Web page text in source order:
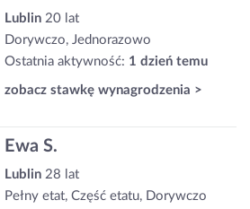
Lublin 20 lat
Dorywczo, Jednorazowo
Ostatnia aktywność: 1 dzień temu
zobacz stawkę wynagrodzenia >
Ewa S.
Lublin 28 lat
Pełny etat, Część etatu, Dorywczo